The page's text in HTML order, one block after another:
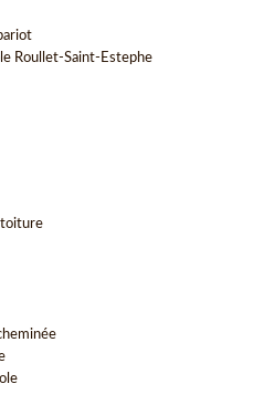
Roullet-Saint-Estephe
toiture